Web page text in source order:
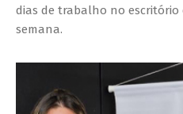
dias de trabalho no escritório
semana.